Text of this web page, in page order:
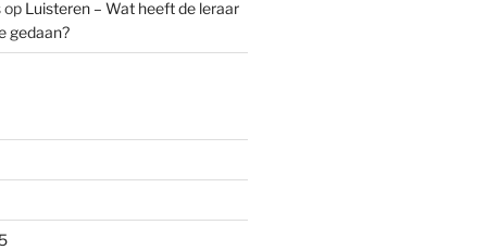
op Luisteren – Wat heeft de leraar
gedaan?